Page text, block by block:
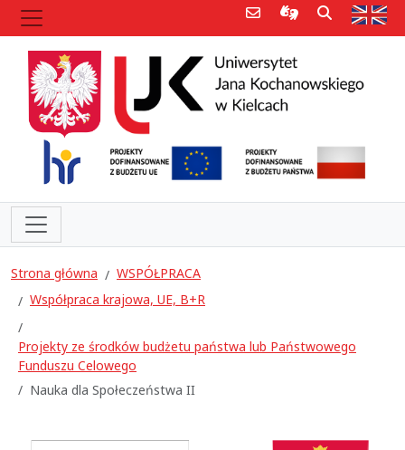
Poczta e-mailInformacje dla
Szukaj
Strona główna
WSPÓŁPRACA
Współpraca krajowa, UE, B+R
Projekty ze środków budżetu państwa lub Państwowego
Funduszu Celowego
Nauka dla Społeczeństwa II